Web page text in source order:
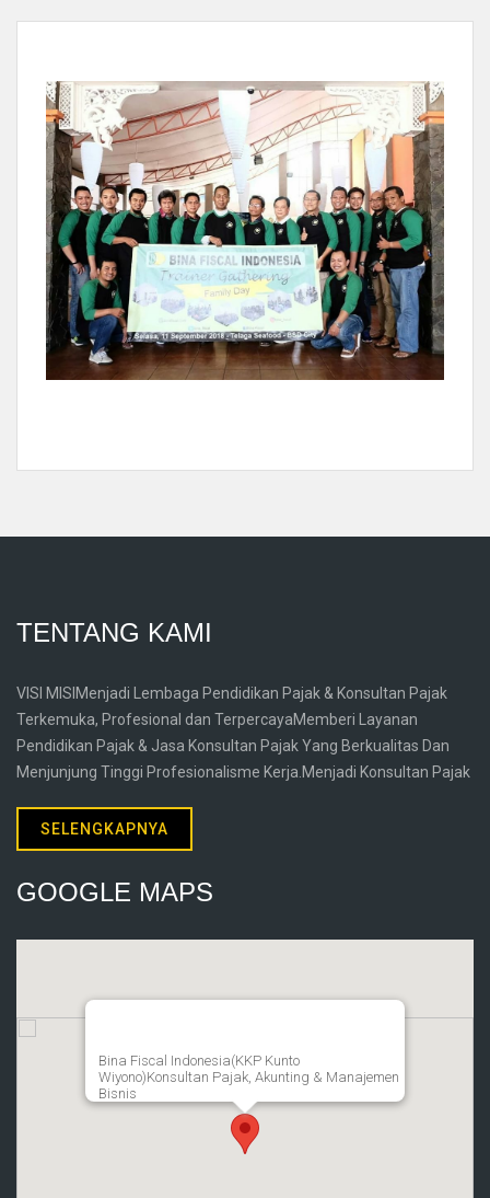
TENTANG KAMI
VISI MISIMenjadi Lembaga Pendidikan Pajak & Konsultan Pajak
Terkemuka, Profesional dan TerpercayaMemberi Layanan
Pendidikan Pajak & Jasa Konsultan Pajak Yang Berkualitas Dan
Menjunjung Tinggi Profesionalisme Kerja.Menjadi Konsultan Pajak
SELENGKAPNYA
GOOGLE MAPS
Bina Fiscal Indonesia(KKP Kunto
Wiyono)Konsultan Pajak, Akunting & Manajemen
Bisnis